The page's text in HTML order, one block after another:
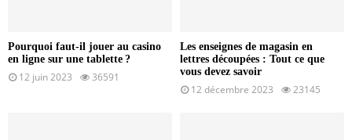
Pourquoi faut-il jouer au casino
en ligne sur une tablette ?
12 juin 2023 36591
Les enseignes de magasin en
lettres découpées : Tout ce que
vous devez savoir
12 décembre 2023 23145